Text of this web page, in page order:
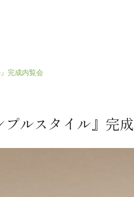
完成内覧会
ルスタイル』完